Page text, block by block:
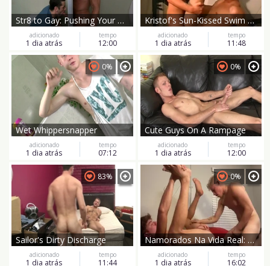
Str8 to Gay: Pushing Your Body to the Extreme
adicionado
1 dia atrás
tempo
12:00
Kristof's Sun-Kissed Swim Session Turns Wild
adicionado
1 dia atrás
tempo
11:48
Wet Whippersnapper
0%
adicionado
1 dia atrás
tempo
07:12
Cute Guys On A Rampage
0%
adicionado
1 dia atrás
tempo
12:00
Sailor's Dirty Discharge
83%
adicionado
1 dia atrás
tempo
11:44
Namorados Na Vida Real: Loirinho Metendo No Ruivinho
0%
adicionado
1 dia atrás
tempo
16:02